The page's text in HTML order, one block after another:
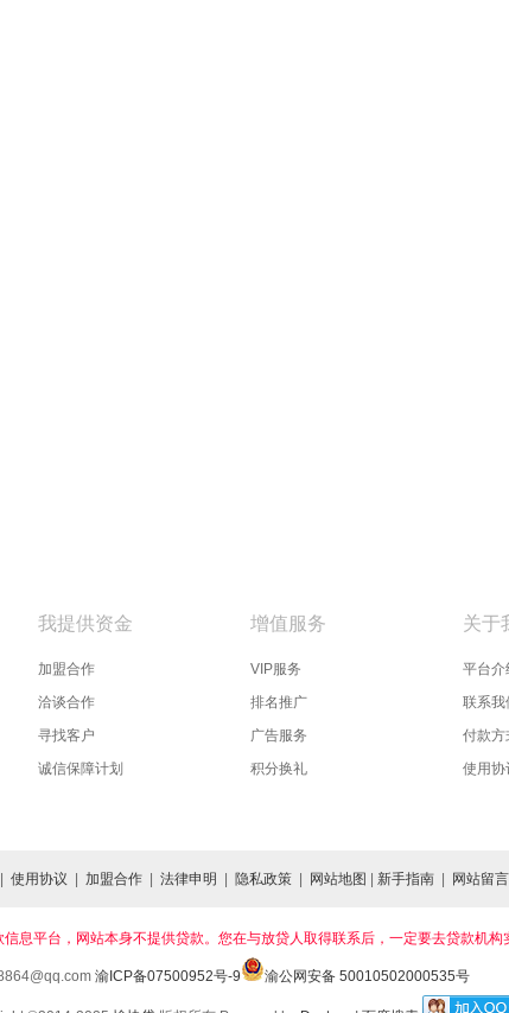
我提供资金
加盟合作
洽谈合作
寻找客户
诚信保障计划
增值服务
VIP服务
排名推广
广告服务
积分换礼
关于
平台介
联系我
付款方
使用协
使用协议 加盟合作| 法律申明 隐私政策| 网站地图 新手指南| 网站留言
息平台，网站本身不提供贷款。您在与放贷人取得联系后，一定要去贷款机构
渝ICP备07500952号-9 渝公网安备 50010502000535号